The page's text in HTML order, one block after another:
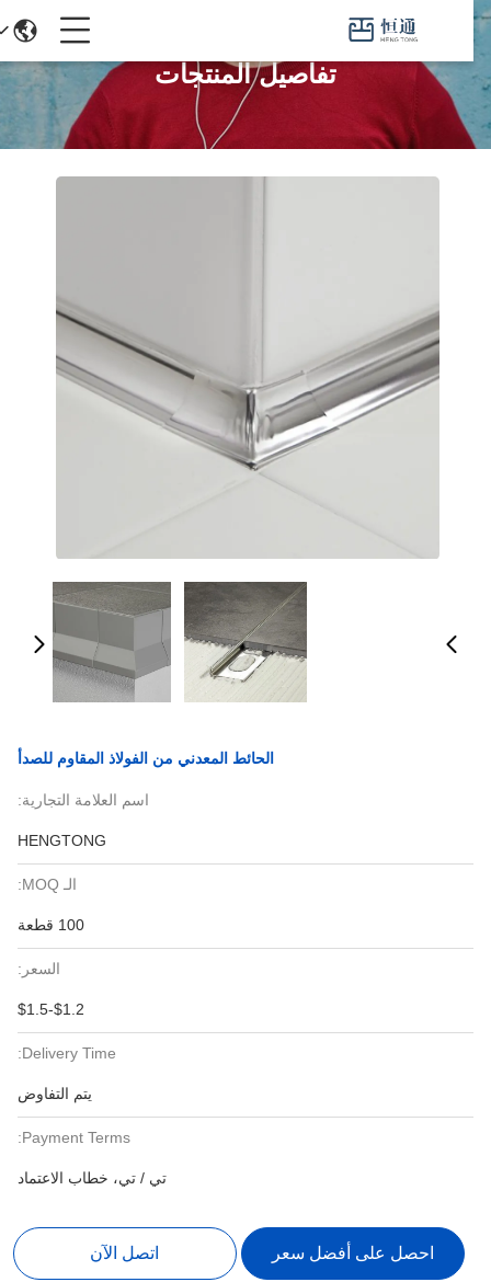
تفاصيل المنتجات
الحائط المعدني من الفولاذ المقاوم للصدأ
اسم العلامة التجارية:
HENGTONG
الـ MOQ:
100 قطعة
السعر:
$1.2-$1.5
Delivery Time:
يتم التفاوض
Payment Terms:
تي / تي، خطاب الاعتماد
احصل على أفضل سعر اتصل الآن